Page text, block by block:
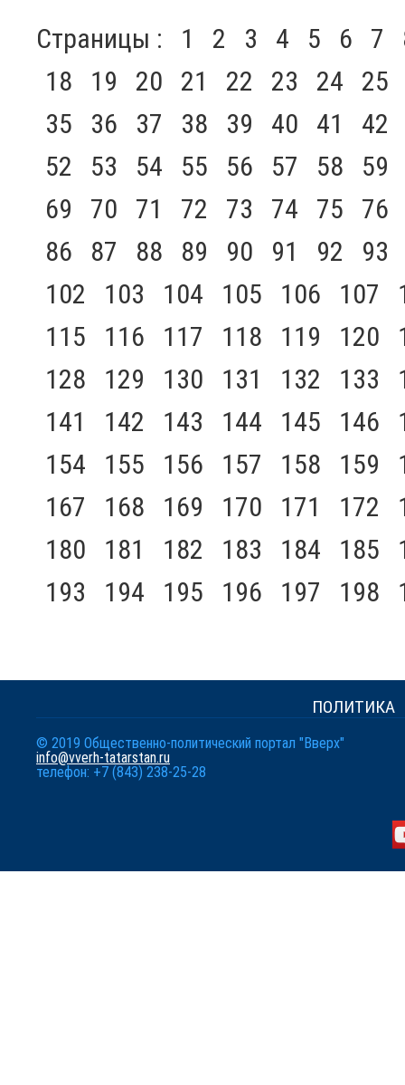
Страницы : 1 2 3 4 5 6 7
18
19 20 21 22 23 24
25
35
36 37 38 39 40 41
42
52
53 54 55 56 57 58
59
69
70 71 72 73 74 75
76
86
87 88 89 90 91 92
93
102
103 104 105 106 107
115
116 117 118 119 120
128
129 130 131 132 133
141
142 143 144 145 146
154
155 156 157 158 159
167
168 169 170 171 172
180
181 182 183 184 185
193
194 195 196 197 198
ПОЛИТИКА
© 2019 Общественно-политический портал "Вверх"
info@vverh-tatarstan.ru
телефон: +7 (843) 238-25-28